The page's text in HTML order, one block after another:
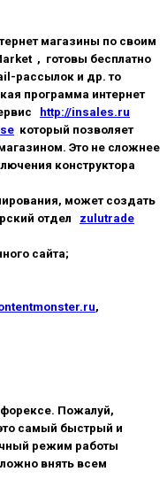
магазины по своим
, готовы бесплатно
рассылок и др. то
программа интернет
http://insales.ru
который позволяет
Это не сложнее
конструктора
может создать
отдел zulutrade
сайта;
,
Пожалуй,
самый быстрый и
режим работы
внять всем